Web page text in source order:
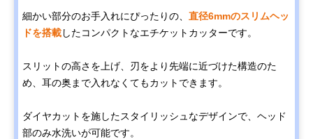
細かい部分のお手入れにぴったりの、 直径6mmのスリムヘッ
ドを搭載したコンパクトなエチケットカッターです。
スリットの高さを上げ、刃をより先端に近づけた構造のた
め、耳の奥まで入れなくてもカットできます。
ダイヤカットを施したスタイリッシュなデザインで、ヘッド
部のみ水洗いが可能です。